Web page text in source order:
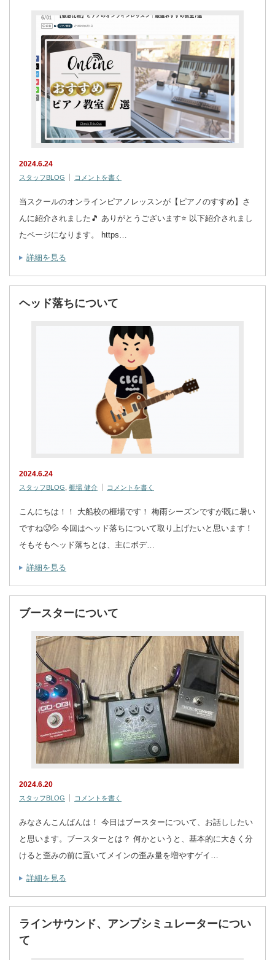
2024.6.24
スタッフBLOG コメントを書く
当スクールのオンラインピアノレッスンが【ピアノのすすめ】さ
んに紹介されました🎵 ありがとうございます⭐️ 以下紹介されまし
たページになります。 https…
詳細を見る
ヘッド落ちについて
2024.6.24
スタッフBLOG 榧場 健介 コメントを書く
こんにちは！！ 大船校の榧場です！ 梅雨シーズンですが既に暑い
ですね🥵💦 今回はヘッド落ちについて取り上げたいと思います！
そもそもヘッド落ちとは、主にボデ…
詳細を見る
ブースターについて
2024.6.20
スタッフBLOG コメントを書く
みなさんこんばんは！ 今日はブースターについて、お話ししたい
と思います。ブースターとは？ 何かというと、基本的に大きく分
けると歪みの前に置いてメインの歪み量を増やすゲイ…
詳細を見る
ラインサウンド、アンプシミュレーターについ
て